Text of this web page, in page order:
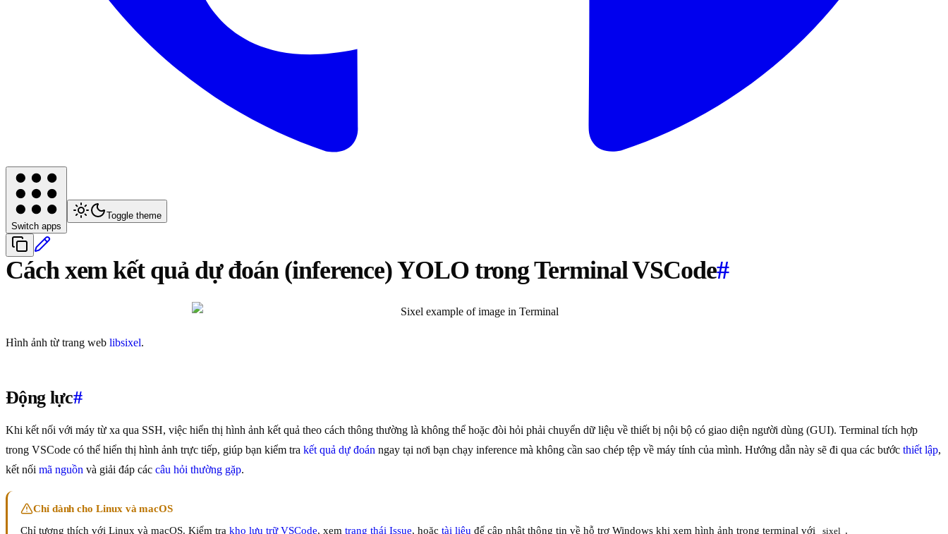
Switch apps
Toggle theme
Cách xem kết quả dự đoán (inference) YOLO trong Terminal VSCode#
Hình ảnh từ trang web libsixel.
Động lực#
Khi kết nối với máy từ xa qua SSH, việc hiển thị hình ảnh kết quả theo cách thông thường là không thể hoặc đòi hỏi phải chuyển dữ liệu về thiết bị nội bộ có giao diện người dùng (GUI). Terminal tích hợp
trong VSCode có thể hiển thị hình ảnh trực tiếp, giúp bạn kiểm tra kết quả dự đoán ngay tại nơi bạn chạy inference mà không cần sao chép tệp về máy tính của mình. Hướng dẫn này sẽ đi qua các bước thiết lập,
kết nối mã nguồn và giải đáp các câu hỏi thường gặp.
Chỉ dành cho Linux và macOS
Chỉ tương thích với Linux và macOS. Kiểm tra kho lưu trữ VSCode, xem trạng thái Issue, hoặc tài liệu để cập nhật thông tin về hỗ trợ Windows khi xem hình ảnh trong terminal với sixel .